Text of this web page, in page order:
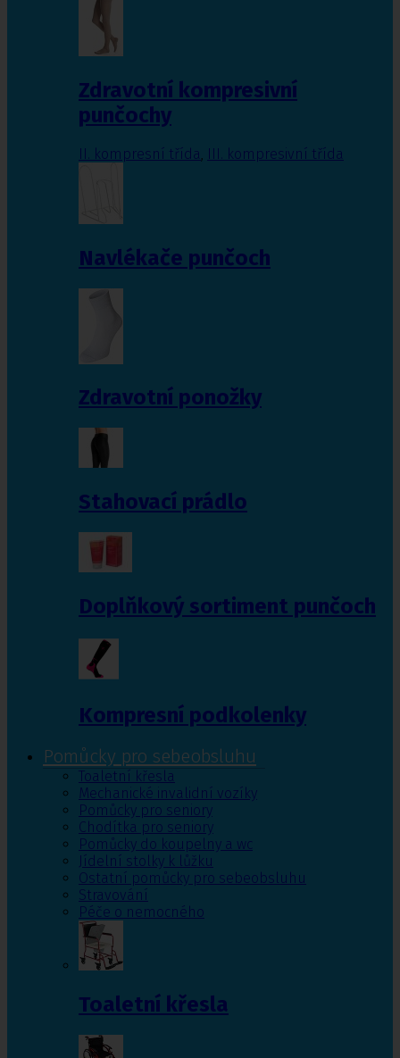
Zdravotní kompresivní
punčochy
II. kompresní třída III. kompresivní třída
Navlékače punčoch
Zdravotní ponožky
Stahovací prádlo
Doplňkový sortiment punčoch
Kompresní podkolenky
Pomůcky pro sebeobsluhu
Toaletní křesla
Mechanické invalidní vozíky
Pomůcky pro seniory
Chodítka pro seniory
Pomůcky do koupelny a wc
Jídelní stolky k lůžku
Ostatní pomůcky pro sebeobsluhu
Stravování
Péče o nemocného
Toaletní křesla